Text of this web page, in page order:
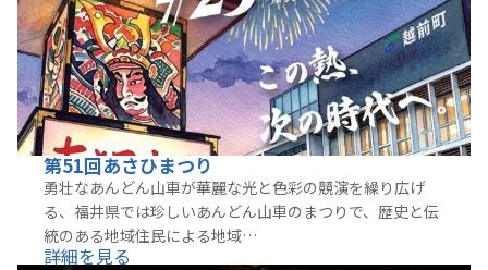
第51回あさひまつり
勇壮なあんどん山車が華麗な光と色彩の競演を繰り広げ
る、福井県では珍しいあんどん山車のまつりで、歴史と伝
統のある地域住民による地域…
詳細を見る